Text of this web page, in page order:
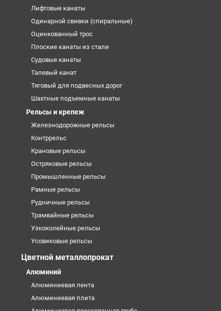
Лифтовые канаты
Одинарной свивки (спиральные)
Оцинкованный трос
Плоские канаты из стали
Судовые канаты
Талевый канат
Тяговый для подвесных дорог
Шахтные подъемные канаты
Рельсы и крепеж
Железнодорожные рельсы
Контррельс
Крановые рельсы
Остряковые рельсы
Промышленные рельсы
Рамные рельсы
Рудничные рельсы
Трамвайные рельсы
Узкоколейные рельсы
Усовиковые рельсы
Цветной металлопрокат
Алюминий
Алюминиевая лента
Алюминиевая плита